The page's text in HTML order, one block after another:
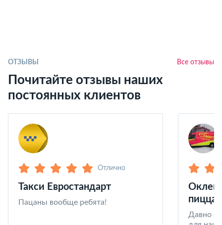
ОТЗЫВЫ Все отзывы
Почитайте отзывы наших
постоянных клиентов
Отлично
Такси Евростандарт
Пацаны вообще ребята!
пицца
Давно